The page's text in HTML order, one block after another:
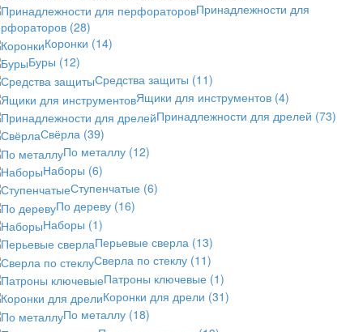
Принадлежности для
(28)
Коронки (14)
Буры (12)
Средства защиты (11)
Ящики для инструментов (4)
Принадлежности для дрелей (73)
Свёрла (39)
По металлу (12)
Наборы (6)
Ступенчатые (6)
По дереву (16)
Наборы (1)
Перьевые сверла (13)
Сверла по стеклу (11)
Патроны ключевые (1)
Коронки для дрели (31)
По металлу (18)